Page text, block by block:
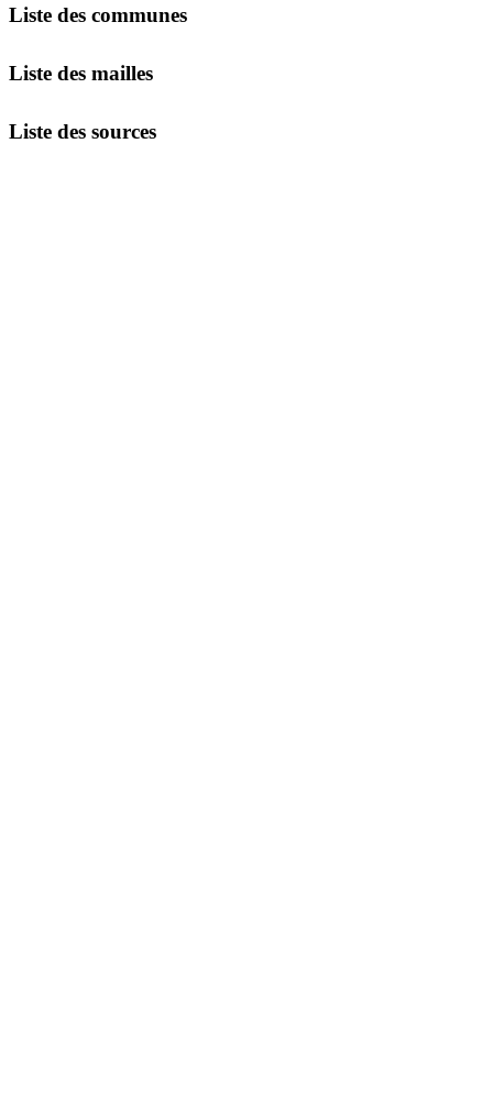
Liste des communes
Liste des mailles
Liste des sources